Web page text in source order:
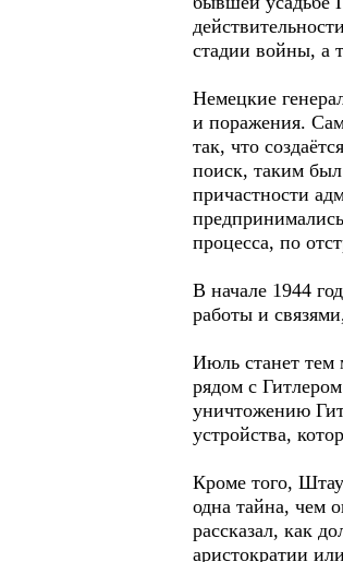
стадии войны, а
Немецкие
и поражения.
так, что
поиск, таким
причастности
процесса, по
В начале 1944
работы и
Июль станет тем
рядом с
уничтожению
устройства,
Кроме того,
одна тайна, чем
рассказал, как
аристократии